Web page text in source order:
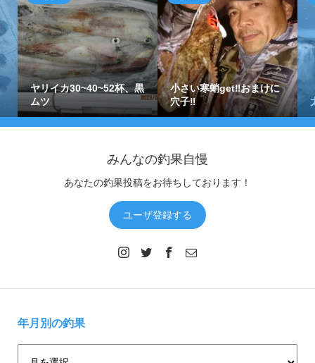
ヤリイカ30~40~52杯、黒
ムツ
小さい寒蛸get‼おまけに
穴子‼
みんなの釣果自慢
あなたの釣果投稿をお待ちしております！
ユーザ登録する
年月別の釣果